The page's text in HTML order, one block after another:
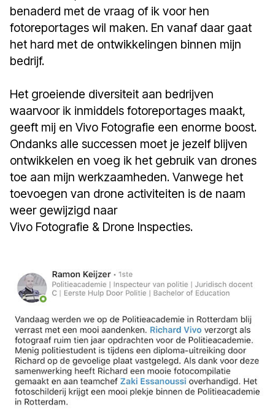
benaderd met de vraag of ik voor hen
fotoreportages wil maken. En vanaf daar gaat
het hard met de ontwikkelingen binnen mijn
bedrijf.
Het groeiende diversiteit aan bedrijven
waarvoor ik inmiddels fotoreportages maakt,
geeft mij en Vivo Fotografie een enorme boost.
Ondanks alle successen moet je jezelf blijven
ontwikkelen en voeg ik het gebruik van drones
toe aan mijn werkzaamheden. Vanwege het
toevoegen van drone activiteiten is de naam
weer gewijzigd naar
Vivo Fotografie & Drone Inspecties.